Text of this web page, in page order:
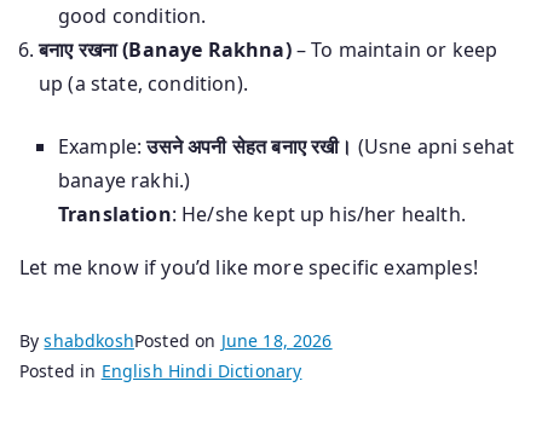
good condition.
बनाए रखना (Banaye Rakhna)– To maintain or keep
up (a state, condition).
Example:उसने अपनी सेहत बनाए रखी। (Usne apni sehat
banaye rakhi.)
Translation: He/she kept up his/her health.
Let me know if you’d like more specific examples!
ByshabdkoshPosted on June 18, 2026
Posted in English Hindi Dictionary